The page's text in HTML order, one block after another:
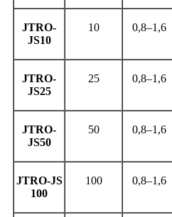
JTRO-
JS10
10 0,8–1,6
JTRO-
JS25
25 0,8–1,6
JTRO-
JS50
50 0,8–1,6
JTRO-JS
100
100 0,8–1,6